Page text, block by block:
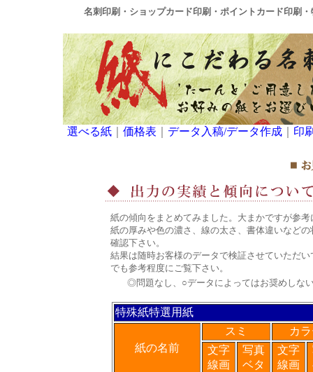
名刺印刷・ショップカード印刷・ポイントカード印刷
選べる紙 価格表 データ入稿/データ作成 印
紙の傾向をまとめてみました。大まかですが参考
紙の厚みや色の濃さ、線の太さ、書体違いなど
確認下さい。
結果は随時お客様のデータで検証させていただ
でも参考程度にご覧下さい。
◎問題なし、○データによってはお奨めしな
特殊紙特選用紙
紙の名前
スミ
カ
文字
線画
写真
ベタ
文字
線画